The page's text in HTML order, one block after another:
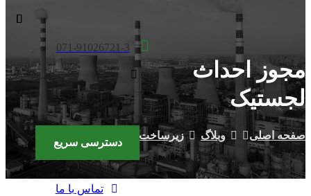
071-91026721-3
دسترسی سریع
تماس با ما
مجوز احداث
لجستیک
صفحه اصلی وبلاگ زیرساخت ها مجوز احداث لجستیک